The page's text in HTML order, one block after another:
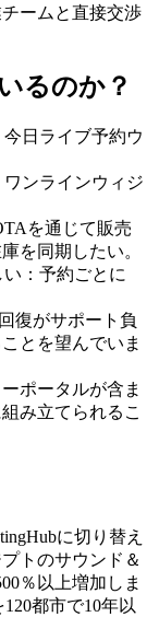
ームと直接交渉
るのか？
日ライブ予約ウ
ンラインウィジ
を通じて販売
を同期したい。
：予約ごとに
復がサポート負
とを望んでいま
ポータルが含ま
み立てられるこ
に切り替え
トのサウンド＆
％以上増加しま
120都市で10年以